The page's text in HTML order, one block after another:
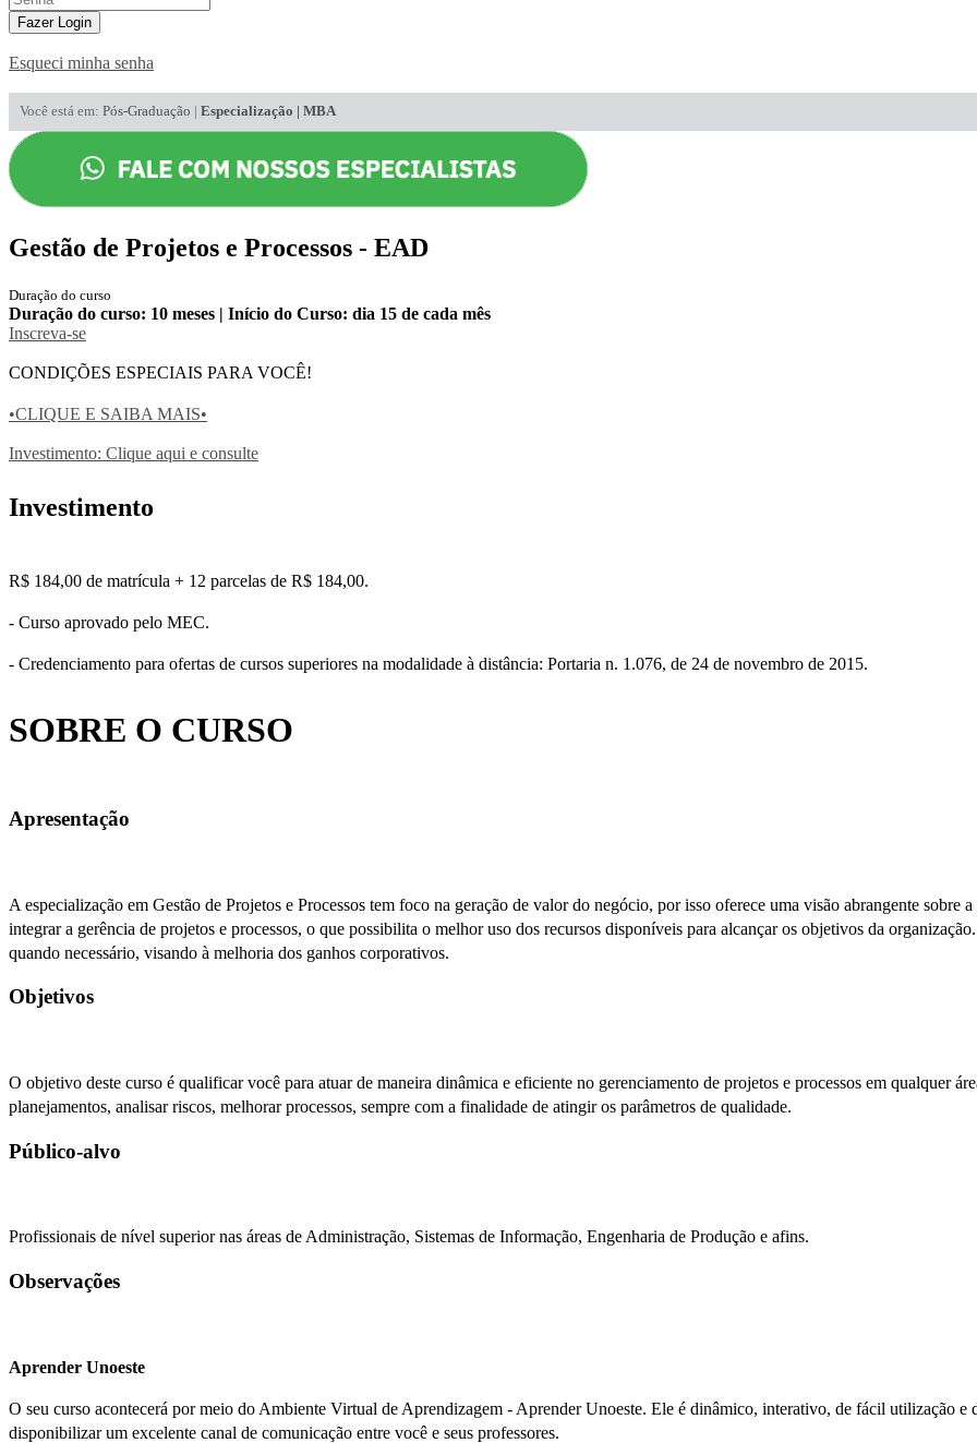
Fazer Login
Esqueci minha senha
Você está em: Pós-Graduação | Especialização | MBA
Gestão de Projetos e Processos - EAD
Duração do curso
Duração do curso: 10 meses | Início do Curso: dia 15 de cada mês
Inscreva-se
CONDIÇÕES ESPECIAIS PARA VOCÊ!
•CLIQUE E SAIBA MAIS•
Investimento: Clique aqui e consulte
Investimento
R$ 184,00 de matrícula + 12 parcelas de R$ 184,00.
- Curso aprovado pelo MEC.
- Credenciamento para ofertas de cursos superiores na modalidade à distância: Portaria n. 1.076, de 24 de novembro de 2015.
SOBRE O CURSO
Apresentação
A especialização em Gestão de Projetos e Processos tem foco na geração de valor do negócio, por isso oferece uma visão abrangente sobre
integrar a gerência de projetos e processos, o que possibilita o melhor uso dos recursos disponíveis para alcançar os objetivos da
quando necessário, visando à melhoria dos ganhos corporativos.
Objetivos
O objetivo deste curso é qualificar você para atuar de maneira dinâmica e eficiente no gerenciamento de projetos e processos em qualquer
planejamentos, analisar riscos, melhorar processos, sempre com a finalidade de atingir os parâmetros de qualidade.
Público-alvo
Profissionais de nível superior nas áreas de Administração, Sistemas de Informação, Engenharia de Produção e afins.
Observações
Aprender Unoeste
O seu curso acontecerá por meio do Ambiente Virtual de Aprendizagem - Aprender Unoeste. Ele é dinâmico, interativo, de fácil utilização
disponibilizar um excelente canal de comunicação entre você e seus professores.